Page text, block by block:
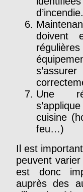
d’incendie.
doivent
Une
cuisine
feu…)
Il est
peuvent
est donc
auprès des